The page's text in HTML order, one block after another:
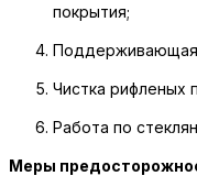
покрытия;
Поддерживающая
Чистка рифленых
Работа по
Меры